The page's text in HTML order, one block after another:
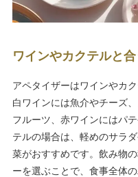
ワインやカクテルと
アペタイザーはワインやカ
白ワインには魚介やチーズ
フルーツ、赤ワインにはパ
テルの場合は、軽めのサラ
菜がおすすめです。飲み物
ーを選ぶことで、食事全体